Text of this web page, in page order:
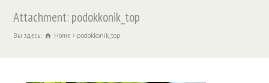
Attachment: podokkonik_top
Вы здесь: Home podokkonik_top